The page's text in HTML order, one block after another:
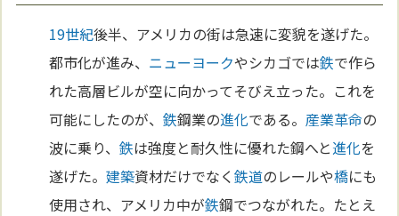
19世紀後半、アメリカの街は急速に変貌を遂げた。
都市化が進み、 ニューヨークやシカゴでは鉄で作ら
れた高層ビルが空に向かってそびえ立った。これを
可能にしたのが、鉄鋼業の進化である。産業革命の
波に乗り、鉄は強度と耐久性に優れた鋼へと進化を
遂げた。建築資材だけでなく鉄道のレールや橋にも
使用され、アメリカ中が鉄鋼でつながれた。たとえ